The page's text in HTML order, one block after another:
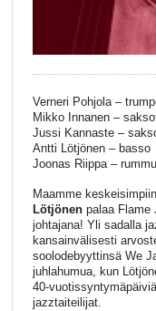
Verneri Pohjola –
Mikko Innanen –
Jussi Kannaste –
Antti Lötjönen – basso
Joonas Riippa –
Maamme
Lötjönenpalaa Flame
johtajana! Yli sadalla
kansainvälisesti
soolodebyyttinsä We
juhlahumua, kun
40-
jazztaiteilijat.